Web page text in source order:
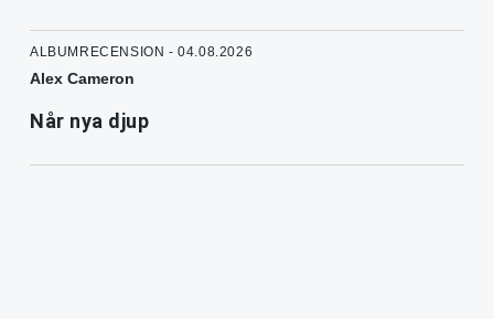
ALBUMRECENSION - 04.08.2026
Alex Cameron
Når nya djup